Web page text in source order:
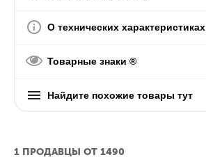
О технических характеристиках
Товарные знаки ®
Найдите похожие товары тут
1 ПРОДАВЦЫ ОТ 1490